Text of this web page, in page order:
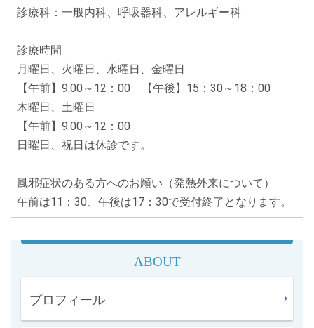
診療科：一般内科、呼吸器科、アレルギー科
診療時間
月曜日、火曜日、水曜日、金曜日
【午前】9:00～12：00 【午後】15：30～18：00
木曜日、土曜日
【午前】9:00～12：00
日曜日、祝日は休診です。
風邪症状のある方へのお願い（発熱外来について）
午前は11：30、午後は17：30で受付終了となります。
ABOUT
プロフィール